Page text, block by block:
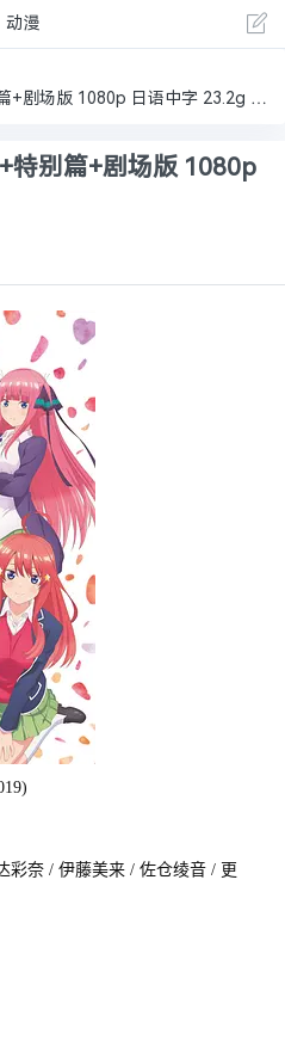
动漫
五等分的新娘 2季全 +特别篇+剧场版 1080p 日语中字 23.2g 夸克
特别篇+剧场版 1080p
彩奈 / 伊藤美来 / 佐仓绫音 / 更